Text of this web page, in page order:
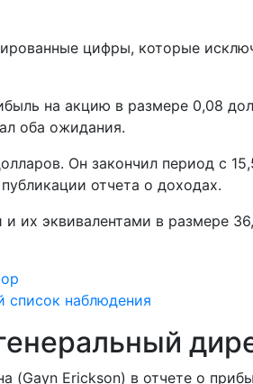
цифры, которые
на акцию в размере 0,08
оба ожидания.
Он закончил период с
отчета о доходах.
их эквивалентами в размере
список наблюдения
(Gayn Erickson) в отчете о